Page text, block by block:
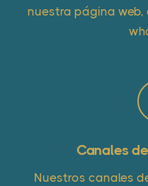
nuestra página
Canales
Nuestros canales